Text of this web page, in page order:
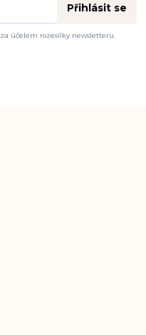
Přihlásit se
za účelem rozesílky newsletteru.